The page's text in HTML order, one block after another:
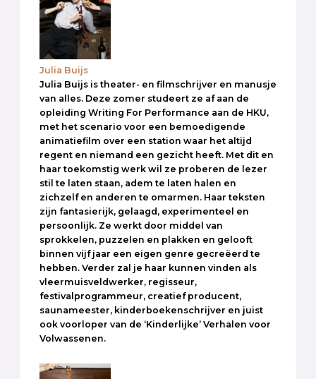
Julia Buijs
Julia Buijs is theater- en filmschrijver en manusje
van alles. Deze zomer studeert ze af aan de
opleiding Writing For Performance aan de HKU,
met het scenario voor een bemoedigende
animatiefilm over een station waar het altijd
regent en niemand een gezicht heeft. Met dit en
haar toekomstig werk wil ze proberen de lezer
stil te laten staan, adem te laten halen en
zichzelf en anderen te omarmen. Haar teksten
zijn fantasierijk, gelaagd, experimenteel en
persoonlijk. Ze werkt door middel van
sprokkelen, puzzelen en plakken en gelooft
binnen vijf jaar een eigen genre gecreëerd te
hebben. Verder zal je haar kunnen vinden als
vleermuisveldwerker, regisseur,
festivalprogrammeur, creatief producent,
saunameester, kinderboekenschrijver en juist
ook voorloper van de ‘Kinderlijke’ Verhalen voor
Volwassenen.